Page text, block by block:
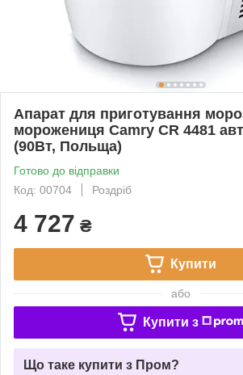
Апарат для приготування
морожениця Camry CR 4481
(90Вт, Польща)
Готово до відправки
Код: 00704
Роздріб
4 727 ₴
Купити
або
Купити з
Що таке купити з Пром?